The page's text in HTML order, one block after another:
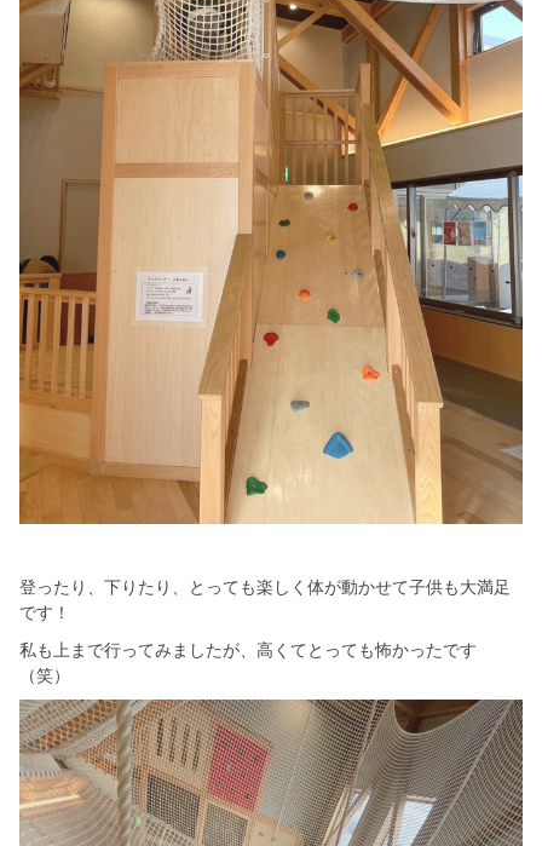
登ったり、下りたり、とっても楽しく体が動かせて子供も大満足
です！
私も上まで行ってみましたが、高くてとっても怖かったです
（笑）